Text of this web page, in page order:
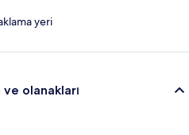
yeri
olanakları